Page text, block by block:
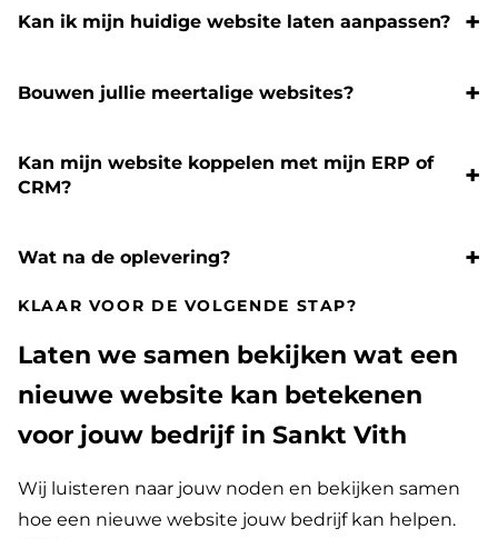
Kan ik mijn huidige website laten aanpassen?
Bouwen jullie meertalige websites?
Kan mijn website koppelen met mijn ERP of
CRM?
Wat na de oplevering?
KLAAR VOOR DE VOLGENDE STAP?
Laten we samen bekijken wat een
nieuwe website kan betekenen
voor jouw bedrijf in Sankt Vith
Wij luisteren naar jouw noden en bekijken samen
hoe een nieuwe website jouw bedrijf kan helpen.